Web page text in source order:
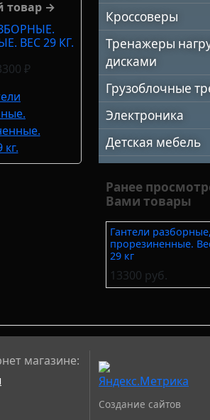
товар →
ВЕС 29 КГ.
₽
Кроссоверы
Тренажеры
дисками
Грузоблочные
Электроника
Детская мебель
Ранее
Вами товары
Гантели разборные,
прорезиненные.
29 кг
13300 руб.
магазине:
Создание сайтов